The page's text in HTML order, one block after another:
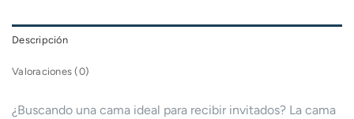
Descripción
Valoraciones (0)
¿Buscando una cama ideal para recibir invitados? La cama